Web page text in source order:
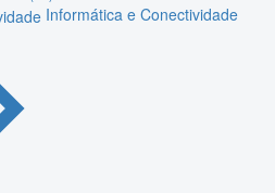
Informática e Conectividade